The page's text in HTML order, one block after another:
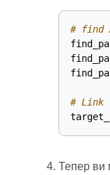
# find
Тепер ви